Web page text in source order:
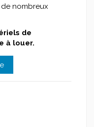
nombreux
de
à louer.